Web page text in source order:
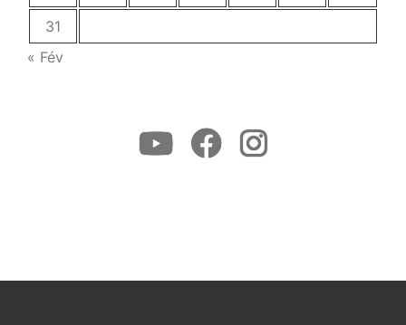
31
« Fév
Youtube FacebookInstagram